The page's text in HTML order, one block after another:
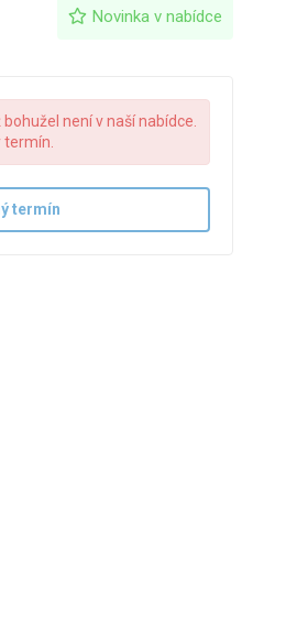
Novinka v nabídce
není v naší nabídce.
termín